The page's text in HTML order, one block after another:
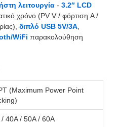
λειτουργία - 3.2″ LCD
χρόνο (PV V / φόρτιση A /
διπλό USB 5V/3A
WiFi παρακολούθηση
(Maximum Power Point
/ 40A / 50A / 60A